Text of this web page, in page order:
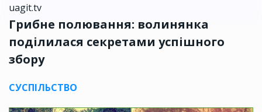
uagit.tv
Грибне полювання: волинянка
поділилася секретами успішного
збору
СУСПІЛЬСТВО